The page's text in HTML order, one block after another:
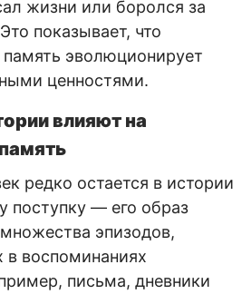
жизни или боролся за
показывает, что
память эволюционирует
ценностями.
влияют на
редко остается в истории
поступку — его образ
эпизодов,
в воспоминаниях
письма, дневники